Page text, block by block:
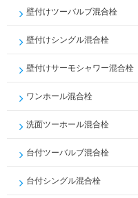
壁付けツーバルブ混合栓
壁付けシングル混合栓
壁付けサーモシャワー混合栓
ワンホール混合栓
洗面ツーホール混合栓
台付ツーバルブ混合栓
台付シングル混合栓